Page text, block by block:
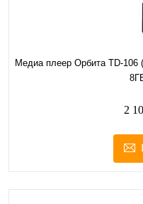
Медиа плеер Орбита TD-106
2